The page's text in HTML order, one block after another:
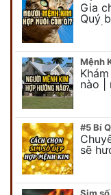
Gia
Quý
Duy…
nào |
sẽ
hợp